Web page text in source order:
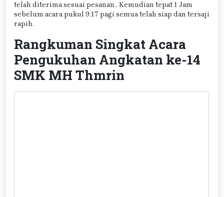
telah diterima sesuai pesanan.. Kemudian tepat 1 Jam
sebelum acara pukul 9:17 pagi semua telah siap dan tersaji
rapih.
Rangkuman Singkat Acara
Pengukuhan Angkatan ke-14
SMK MH Thmrin